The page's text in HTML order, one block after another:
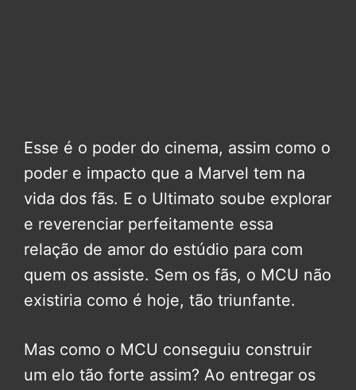
Esse é o poder do cinema, assim como o
poder e impacto que a Marvel tem na
vida dos fãs. E o Ultimato soube explorar
e reverenciar perfeitamente essa
relação de amor do estúdio para com
quem os assiste. Sem os fãs, o MCU não
existiria como é hoje, tão triunfante.
Mas como o MCU conseguiu construir
um elo tão forte assim? Ao entregar os